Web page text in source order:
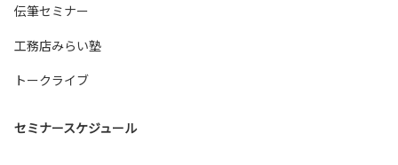
伝筆セミナー
工務店みらい塾
トークライブ
セミナースケジュール